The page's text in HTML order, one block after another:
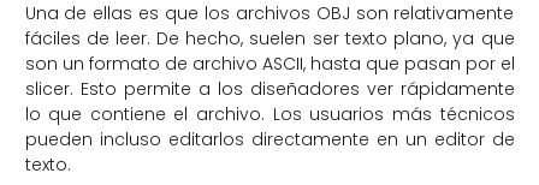
Una de ellas es que los archivos OBJ son relativamente
fáciles de leer. De hecho, suelen ser texto plano, ya que
son un formato de archivo ASCII, hasta que pasan por el
slicer. Esto permite a los diseñadores ver rápidamente
lo que contiene el archivo. Los usuarios más técnicos
pueden incluso editarlos directamente en un editor de
texto.